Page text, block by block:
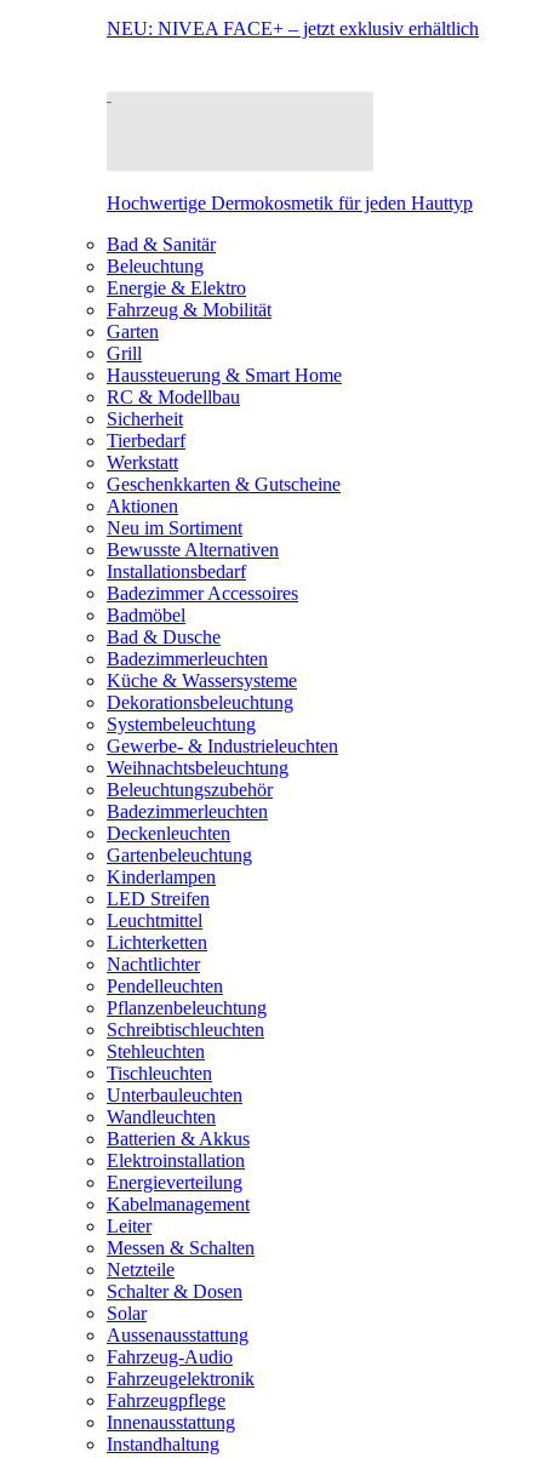
NEU: NIVEA FACE+ – jetzt exklusiv erhältlich
Hochwertige Dermokosmetik für jeden Hauttyp
Bad & Sanitär
Beleuchtung
Energie & Elektro
Fahrzeug & Mobilität
Garten
Grill
Haussteuerung & Smart Home
RC & Modellbau
Sicherheit
Tierbedarf
Werkstatt
Geschenkkarten & Gutscheine
Aktionen
Neu im Sortiment
Bewusste Alternativen
Installationsbedarf
Badezimmer Accessoires
Badmöbel
Bad & Dusche
Badezimmerleuchten
Küche & Wassersysteme
Dekorationsbeleuchtung
Systembeleuchtung
Gewerbe- & Industrieleuchten
Weihnachtsbeleuchtung
Beleuchtungszubehör
Badezimmerleuchten
Deckenleuchten
Gartenbeleuchtung
Kinderlampen
LED Streifen
Leuchtmittel
Lichterketten
Nachtlichter
Pendelleuchten
Pflanzenbeleuchtung
Schreibtischleuchten
Stehleuchten
Tischleuchten
Unterbauleuchten
Wandleuchten
Batterien & Akkus
Elektroinstallation
Energieverteilung
Kabelmanagement
Leiter
Messen & Schalten
Netzteile
Schalter & Dosen
Solar
Aussenausstattung
Fahrzeug-Audio
Fahrzeugelektronik
Fahrzeugpflege
Innenausstattung
Instandhaltung